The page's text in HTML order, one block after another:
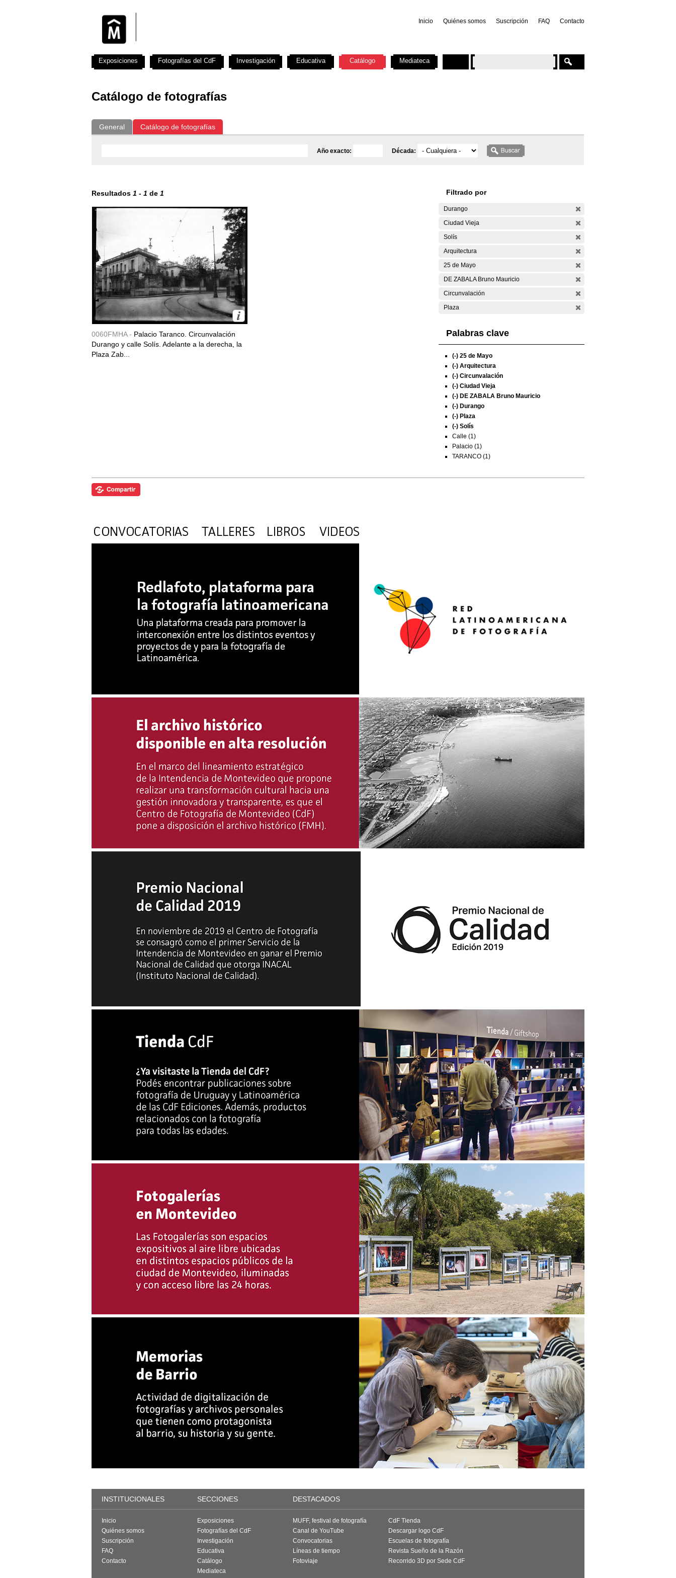
Inicio Quiénes somos Suscripción FAQ Contacto
Catálogo de fotografías
General Catálogo de fotografías
Año exacto: Década:
Resultados 1 - 1 de 1
0060FMHA - Palacio Taranco. Circunvalación
Durango y calle Solís. Adelante a la derecha, la
Plaza Zab...
Filtrado por
Durango
Ciudad Vieja
Solís
Arquitectura
25 de Mayo
DE ZABALA Bruno Mauricio
Circunvalación
Plaza
Palabras clave
(-) 25 de Mayo
(-) Arquitectura
(-) Circunvalación
(-) Ciudad Vieja
(-) DE ZABALA Bruno Mauricio
(-) Durango
(-) Plaza
(-) Solís
Calle (1)
Palacio (1)
TARANCO (1)
Exposiciones Fotografías del CdF Investigación Educativa Catálogo Mediateca
INSTITUCIONALES SECCIONES DESTACADOS
Inicio
Quiénes somos
Suscripción
FAQ
Contacto
Exposiciones
Fotografías del CdF
Investigación
Educativa
Catálogo
Mediateca
MUFF, festival de fotografía
Canal de YouTube
Convocatorias
Líneas de tiempo
Fotoviaje
CdF Tienda
Descargar logo CdF
Escuelas de fotografía
Revista Sueño de la Razón
Recorrido 3D por Sede CdF